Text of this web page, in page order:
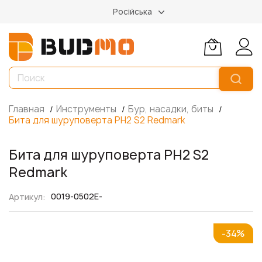
Російська
Главная Инструменты
Бур, насадки, биты
Бита для шуруповерта PH2 S2 Redmark
Бита для шуруповерта PH2 S2
Redmark
Артикул 0019-0502E-
-34%